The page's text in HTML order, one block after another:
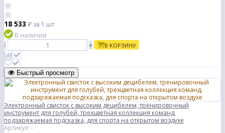
18 533 ₽ за 1 шт
В наличии
-
+ В КОРЗИНУ
Быстрый просмотр
Электронный свисток с высоким децибелем, тренировочный
инструмент для голубей, трехцветная коллекция команд,
подзаряжаемая подсказка, для спорта на открытом воздухе
Артикул: -